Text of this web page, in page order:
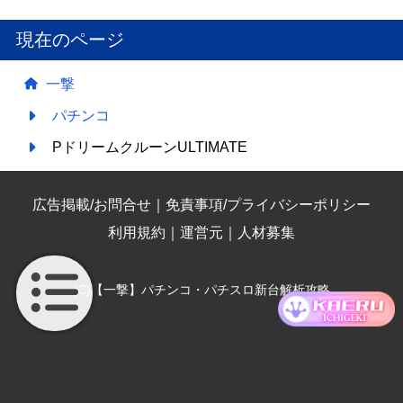
現在のページ
一撃
パチンコ
PドリームクルーンULTIMATE
広告掲載/お問合せ ｜ 免責事項/プライバシーポリシー
利用規約 ｜ 運営元 ｜ 人材募集
(C)【一撃】パチンコ・パチスロ新台解析攻略